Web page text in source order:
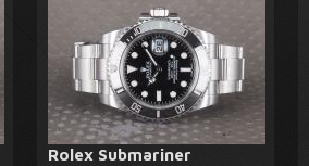
Rolex Submariner